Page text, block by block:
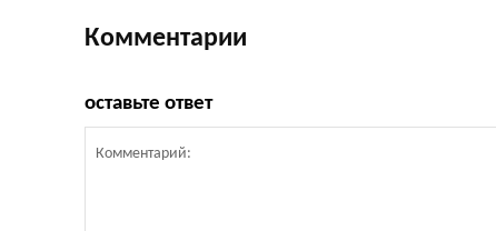
Комментарии
оставьте ответ